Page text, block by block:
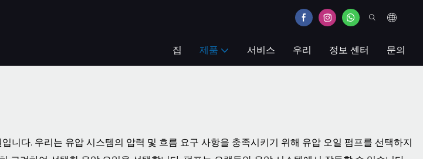
집 제품 서비스 우리 정보 센터 문의
니다. 우리는 유압 시스템의 압력 및 흐름 요구 사항을 충족시키기 위해 유압 오일 펌프를 선택하지